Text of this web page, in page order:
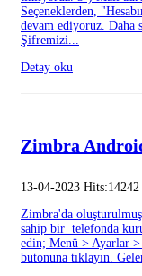
Seçeneklerden,
devam ediyoruz. Daha
Şifremizi...
Detay oku
Zimbra
13-04-2023 Hits:14242
Zimbra'da
sahip bir telefonda
edin; Menü > Ayarlar
butonuna tıklayın.